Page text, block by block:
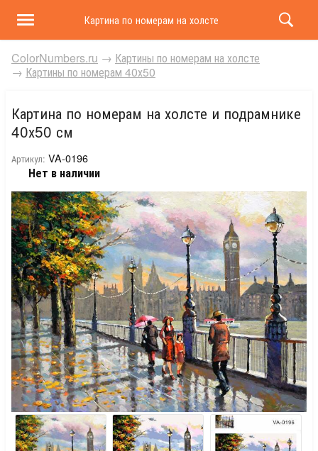
Картина по номерам на холсте и подрамнике 40х50
ColorNumbers.ru → Картины по номерам на холсте
→ Картины по номерам 40х50
Картина по номерам на холсте и подрамнике
40х50 см
Артикул: VA-0196
Нет в наличии